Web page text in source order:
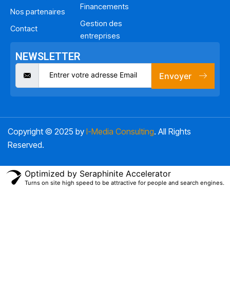
Nos partenaires
Contact
Financements
Gestion des
entreprises
NEWSLETTER
Envoyer
Copyright © 2025 by I-Media Consulting. All Rights
Reserved.
Optimized by Seraphinite Accelerator
Turns on site high speed to be attractive for people and search engines.